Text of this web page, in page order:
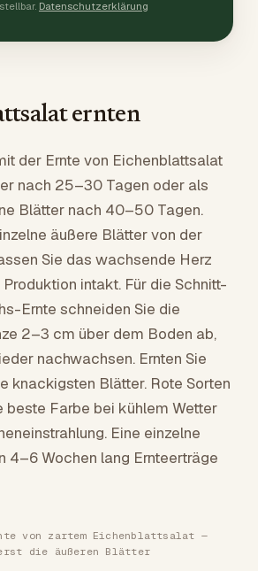
Datenschutzerklärung
ernten
der Ernte von Eichenblattsalat
nach 25–30 Tagen oder als
Blätter nach 40–50 Tagen.
äußere Blätter von der
Sie das wachsende Herz
intakt. Für die Schnitt-
Ernte schneiden Sie die
2–3 cm über dem Boden ab,
nachwachsen. Ernten Sie
knackigsten Blätter. Rote Sorten
beste Farbe bei kühlem Wetter
Eine einzelne
4–6 Wochen lang Ernteerträge
von zartem Eichenblattsalat —
die äußeren Blätter